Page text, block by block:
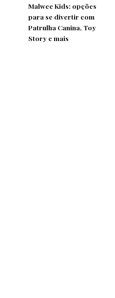
Malwee Kids: opções
para se divertir com
Patrulha Canina, Toy
Story e mais